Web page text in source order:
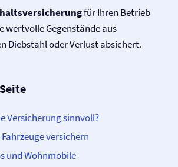
für Ihren Betrieb
wertvolle Gegenstände aus
Diebstahl oder Verlust absichert.
Versicherung sinnvoll?
versichern
und Wohnmobile